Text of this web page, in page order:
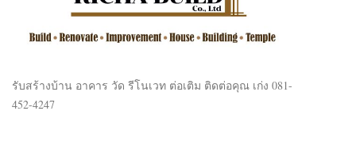
รับสร้างบ้าน อาคาร วัด รีโนเวท ต่อเติม ติดต่อคุณ เก่ง 081-
452-4247